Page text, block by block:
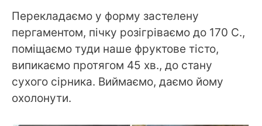
Перекладаємо у форму застелену
пергаментом, пічку розігріваємо до 170 С.,
поміщаємо туди наше фруктове тісто,
випикаємо протягом 45 хв., до стану
сухого сірника. Виймаємо, даємо йому
охолонути.